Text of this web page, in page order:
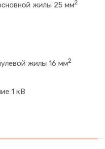
жилы 25 мм2
жилы 16 мм2
1 кВ